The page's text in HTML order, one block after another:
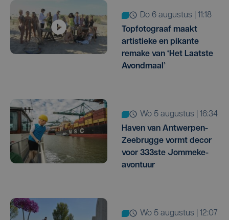
do 6 augustus | 11:18
Topfotograaf maakt
artistieke en pikante
remake van ‘Het Laatste
Avondmaal’
wo 5 augustus | 16:34
Haven van Antwerpen-
Zeebrugge vormt decor
voor 333ste Jommeke-
avontuur
wo 5 augustus | 12:07